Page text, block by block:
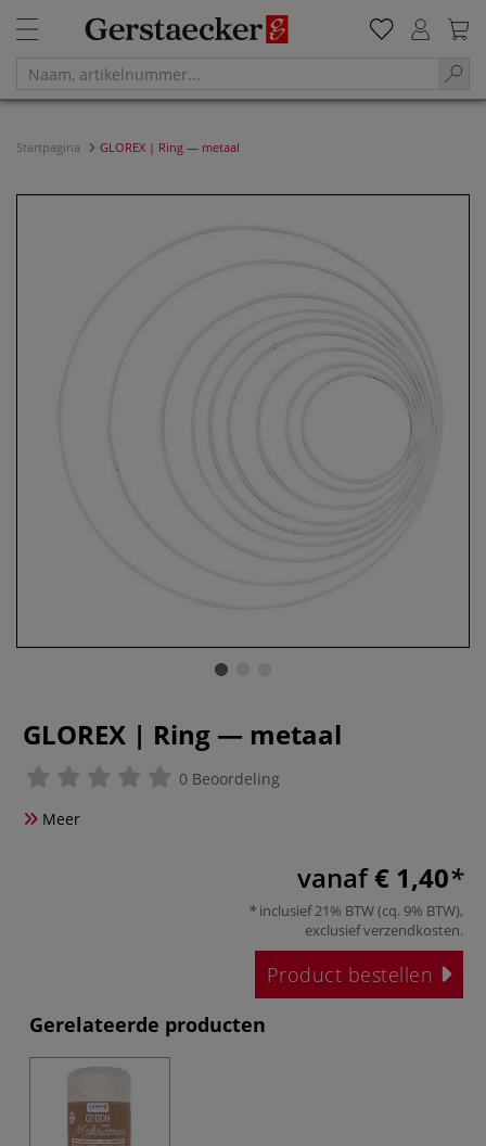
Startpagina GLOREX | Ring — metaal
GLOREX | Ring — metaal
0 Beoordeling
Meer
vanaf€ 1,40
inclusief 21% BTW (cq. 9% BTW),
exclusiefverzendkosten.
Product bestellen
Gerelateerde producten